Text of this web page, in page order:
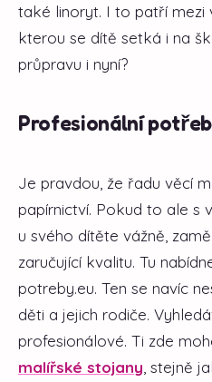
také linoryt. I to patří mezi
kterou se dítě setká i na
průpravu i nyní?
Profesionální
Je pravdou, že řadu věcí
papírnictví. Pokud to ale s
u svého dítěte vážně,
zaručující kvalitu. Tu
potreby.eu. Ten se navíc
děti a jejich rodiče.
profesionálové. Ti zde
malířské stojany , stejně